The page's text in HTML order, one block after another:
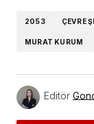
2053 ÇEVRE
MURAT KURUM
Editör